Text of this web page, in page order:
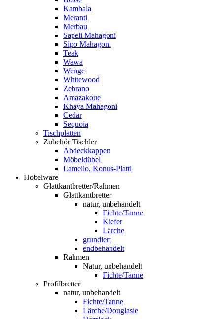
Kambala
Meranti
Merbau
Sapeli Mahagoni
Sipo Mahagoni
Teak
Wawa
Wenge
Whitewood
Zebrano
Amazakoue
Khaya Mahagoni
Cedar
Sequoia
Tischplatten
Zubehör Tischler
Abdeckkappen
Möbeldübel
Lamello, Konus-Plattl
Hobelware
Glattkantbretter/Rahmen
Glattkantbretter
natur, unbehandelt
Fichte/Tanne
Kiefer
Lärche
grundiert
endbehandelt
Rahmen
Natur, unbehandelt
Fichte/Tanne
Profilbretter
natur, unbehandelt
Fichte/Tanne
Lärche/Douglasie